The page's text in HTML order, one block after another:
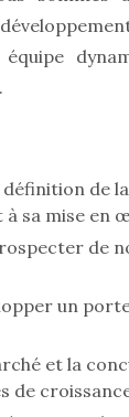
de
sa mise en
de
un
et la
de